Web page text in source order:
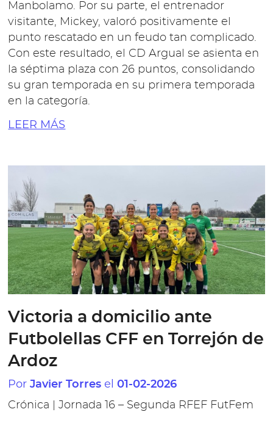
Manbolamo. Por su parte, el entrenador
visitante, Mickey, valoró positivamente el
punto rescatado en un feudo tan complicado.
Con este resultado, el CD Argual se asienta en
la séptima plaza con 26 puntos, consolidando
su gran temporada en su primera temporada
en la categoría.
LEER MÁS
Victoria a domicilio ante
Futbolellas CFF en Torrejón de
Ardoz
PorJavier Torres el01-02-2026
Crónica | Jornada 16 – Segunda RFEF FutFem